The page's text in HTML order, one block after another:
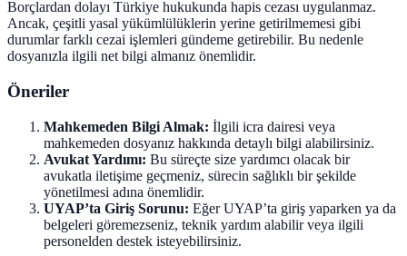
Borçlardan dolayı Türkiye hukukunda hapis cezası uygulanmaz.
Ancak, çeşitli yasal yükümlülüklerin yerine getirilmemesi gibi
durumlar farklı cezai işlemleri gündeme getirebilir. Bu nedenle
dosyanızla ilgili net bilgi almanız önemlidir.
Öneriler
Mahkemeden Bilgi Almak: İlgili icra dairesi veya
mahkemeden dosyanız hakkında detaylı bilgi alabilirsiniz.
Avukat Yardımı: Bu süreçte size yardımcı olacak bir
avukatla iletişime geçmeniz, sürecin sağlıklı bir şekilde
yönetilmesi adına önemlidir.
UYAP’ta Giriş Sorunu: Eğer UYAP’ta giriş yaparken ya da
belgeleri göremezseniz, teknik yardım alabilir veya ilgili
personelden destek isteyebilirsiniz.